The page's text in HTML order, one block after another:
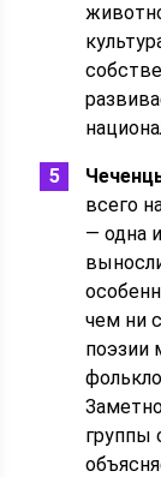
всего
— одна
чем ни
поэзии
группы